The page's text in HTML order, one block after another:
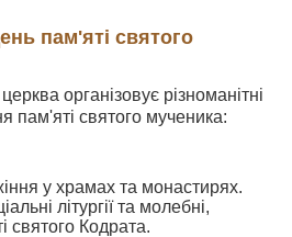
пам'яті святого
організовує різноманітні
пам'яті святого мученика:
у храмах та монастирях.
літургії та молебні,
святого Кодрата.